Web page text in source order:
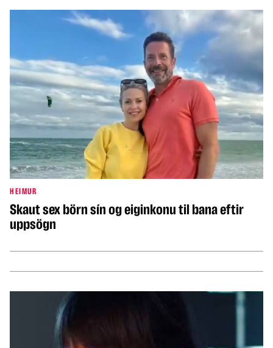
HEIMUR
Skaut sex börn sín og eiginkonu til bana eftir
uppsögn